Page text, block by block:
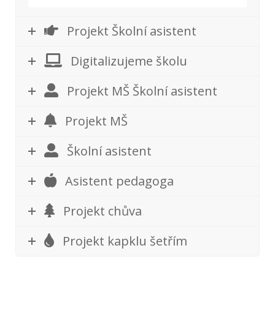
Projekt Školní asistent
Digitalizujeme školu
Projekt MŠ Školní asistent
Projekt MŠ
Školní asistent
Asistent pedagoga
Projekt chůva
Projekt kapklu šetřím